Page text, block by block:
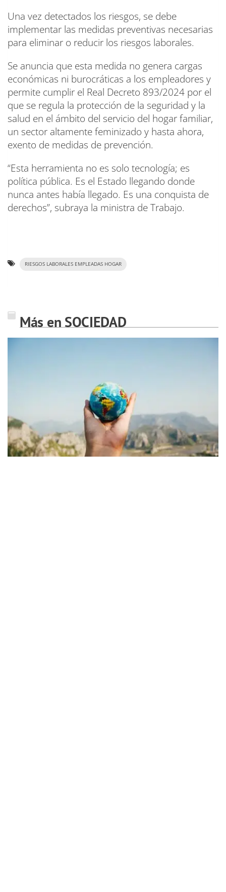
Una vez detectados los riesgos, se debe
implementar las medidas preventivas necesarias
para eliminar o reducir los riesgos laborales.
Se anuncia que esta medida no genera cargas
económicas ni burocráticas a los empleadores y
permite cumplir el Real Decreto 893/2024 por el
que se regula la protección de la seguridad y la
salud en el ámbito del servicio del hogar familiar,
un sector altamente feminizado y hasta ahora,
exento de medidas de prevención.
“Esta herramienta no es solo tecnología; es
política pública. Es el Estado llegando donde
nunca antes había llegado. Es una conquista de
derechos”, subraya la ministra de Trabajo.
RIESGOS LABORALES EMPLEADAS HOGAR
Más en SOCIEDAD